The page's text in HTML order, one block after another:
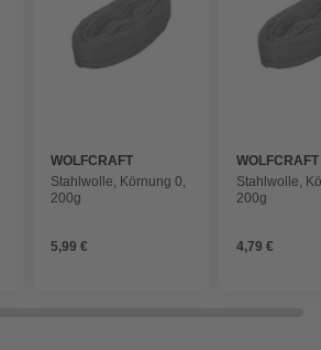
WOLFCRAFT
Stahlwolle, Körnung 0,
200g
5,99 €
WOLFCRAFT
Stahlwolle,
200g
4,79 €